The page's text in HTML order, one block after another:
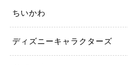
ちいかわ
ディズニーキャラクターズ